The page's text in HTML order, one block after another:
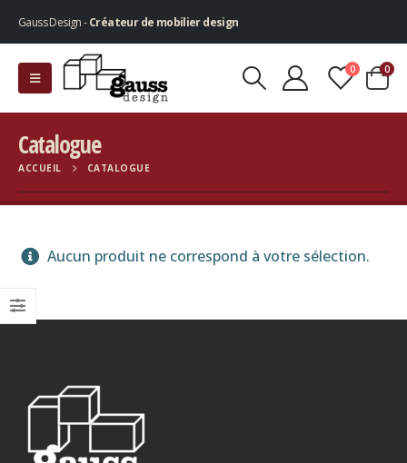
Gauss Design -Créateur de mobilier design
0 0
Catalogue
ACCUEIL CATALOGUE
Aucun produit ne correspond à votre sélection.